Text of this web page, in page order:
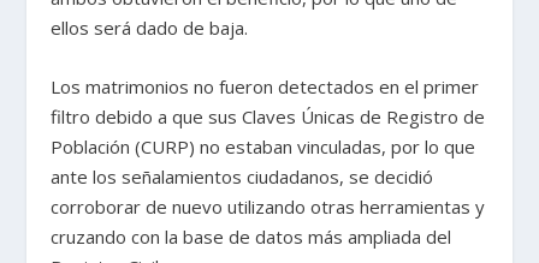
ellos será dado de baja.
Los matrimonios no fueron detectados en el primer
filtro debido a que sus Claves Únicas de Registro de
Población (CURP) no estaban vinculadas, por lo que
ante los señalamientos ciudadanos, se decidió
corroborar de nuevo utilizando otras herramientas y
cruzando con la base de datos más ampliada del